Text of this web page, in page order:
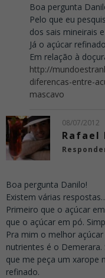
Boa pergunta
Pelo que eu
dos sais mineirais
Já o açúcar
Em relação à
http://
diferencas-entre-
mascavo
08/07/2012
Rafael
Boa pergunta Danilo!
Existem várias
Primeiro que o açúcar
que o açúcar em pó.
Pra mim o melhor
nutrientes é o
que me peça um xarope
refinado.